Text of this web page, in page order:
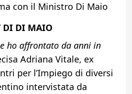
con il Ministro Di Maio
DI DI MAIO
ho affrontato da anni in
Adriana Vitale, ex
per l’Impiego di diversi
intervistata da